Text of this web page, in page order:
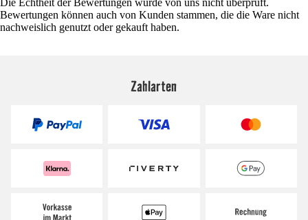
Die Echtheit der Bewertungen wurde von uns nicht überprüft.
Bewertungen können auch von Kunden stammen, die die Ware nicht
nachweislich genutzt oder gekauft haben.
Zahlarten